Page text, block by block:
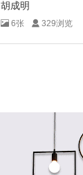
胡成明
6张 329浏览